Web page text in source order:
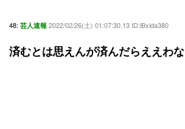
48: 芸人速報 2022/02/26(土) 01:07:30.13 ID:lBxida380
済むとは思えんが済んだらええわな